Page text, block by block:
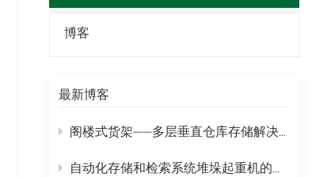
العربية
português
博客
最新博客
阁楼式货架——多层垂直仓库存储解决方案
自动化存储和检索系统堆垛起重机的完整日常维护计划